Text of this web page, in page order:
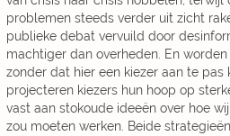
problemen steeds verder uit zicht
publieke debat vervuild door
machtiger dan overheden. En
zonder dat hier een kiezer aan te pas
projecteren kiezers hun hoop op
vast aan stokoude ideeën over hoe
zou moeten werken. Beide